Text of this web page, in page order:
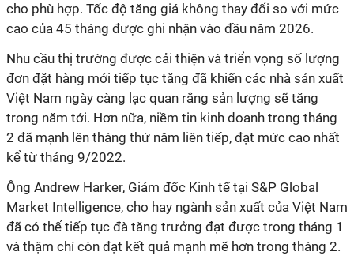
cho phù hợp. Tốc độ tăng giá không thay đổi so với mức
cao của 45 tháng được ghi nhận vào đầu năm 2026.
Nhu cầu thị trường được cải thiện và triển vọng số lượng
đơn đặt hàng mới tiếp tục tăng đã khiến các nhà sản xuất
Việt Nam ngày càng lạc quan rằng sản lượng sẽ tăng
trong năm tới. Hơn nữa, niềm tin kinh doanh trong tháng
2 đã mạnh lên tháng thứ năm liên tiếp, đạt mức cao nhất
kể từ tháng 9/2022.
Ông Andrew Harker, Giám đốc Kinh tế tại S&P Global
Market Intelligence, cho hay ngành sản xuất của Việt Nam
đã có thể tiếp tục đà tăng trưởng đạt được trong tháng 1
và thậm chí còn đạt kết quả mạnh mẽ hơn trong tháng 2.